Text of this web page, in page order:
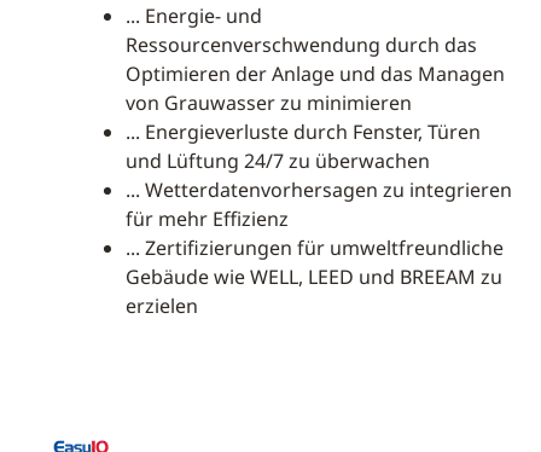
... Energie- und
Ressourcenverschwendung durch das
Optimieren der Anlage und das Managen
von Grauwasser zu minimieren
... Energieverluste durch Fenster, Türen
und Lüftung 24/7 zu überwachen
... Wetterdatenvorhersagen zu integrieren
für mehr Effizienz
... Zertifizierungen für umweltfreundliche
Gebäude wie WELL, LEED und BREEAM zu
erzielen